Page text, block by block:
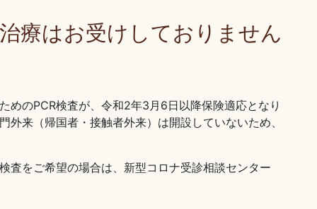
療はお受けしておりません
めのPCR検査が、令和2年3月6日以降保険適応となり
来（帰国者・接触者外来）は開設していないため、
査をご希望の場合は、新型コロナ受診相談センター